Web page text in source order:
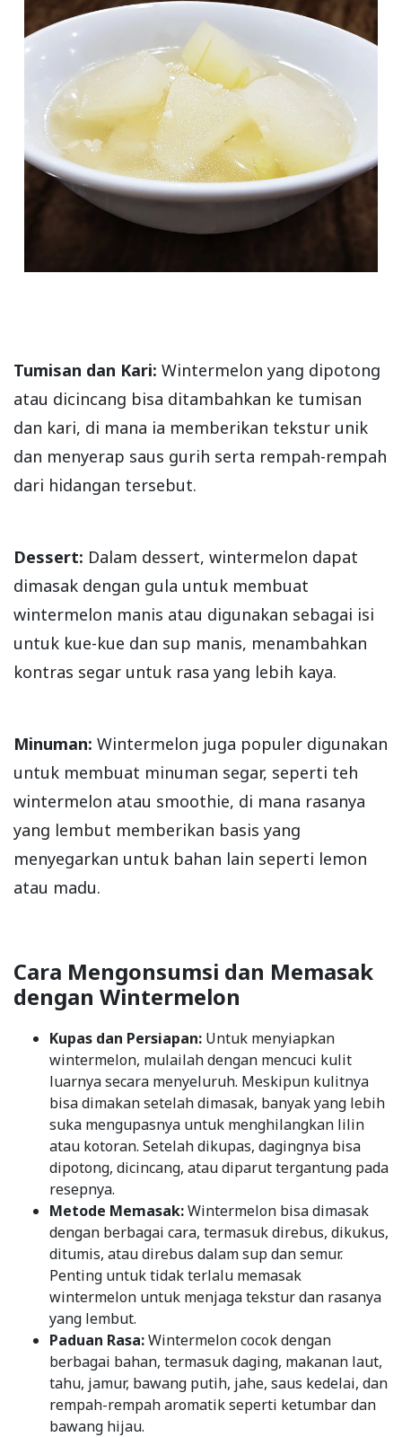
Tumisan dan Kari: Wintermelon yang dipotong
atau dicincang bisa ditambahkan ke tumisan
dan kari, di mana ia memberikan tekstur unik
dan menyerap saus gurih serta rempah-rempah
dari hidangan tersebut.
Dessert: Dalam dessert, wintermelon dapat
dimasak dengan gula untuk membuat
wintermelon manis atau digunakan sebagai isi
untuk kue-kue dan sup manis, menambahkan
kontras segar untuk rasa yang lebih kaya.
Minuman: Wintermelon juga populer digunakan
untuk membuat minuman segar, seperti teh
wintermelon atau smoothie, di mana rasanya
yang lembut memberikan basis yang
menyegarkan untuk bahan lain seperti lemon
atau madu.
Cara Mengonsumsi dan Memasak
dengan Wintermelon
Kupas dan Persiapan: Untuk menyiapkan
wintermelon, mulailah dengan mencuci kulit
luarnya secara menyeluruh. Meskipun kulitnya
bisa dimakan setelah dimasak, banyak yang lebih
suka mengupasnya untuk menghilangkan lilin
atau kotoran. Setelah dikupas, dagingnya bisa
dipotong, dicincang, atau diparut tergantung pada
resepnya.
Metode Memasak:Wintermelon bisa dimasak
dengan berbagai cara, termasuk direbus, dikukus,
ditumis, atau direbus dalam sup dan semur.
Penting untuk tidak terlalu memasak
wintermelon untuk menjaga tekstur dan rasanya
yang lembut.
Paduan Rasa:Wintermelon cocok dengan
berbagai bahan, termasuk daging, makanan laut,
tahu, jamur, bawang putih, jahe, saus kedelai, dan
rempah-rempah aromatik seperti ketumbar dan
bawang hijau.